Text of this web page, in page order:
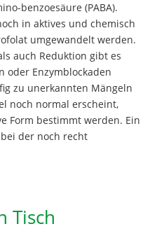
benzoesäure (PABA).
in aktives und chemisch
umgewandelt werden.
auch Reduktion gibt es
oder Enzymblockaden
zu unerkannten Mängeln
noch normal erscheint,
Form bestimmt werden. Ein
der noch recht
Tisch